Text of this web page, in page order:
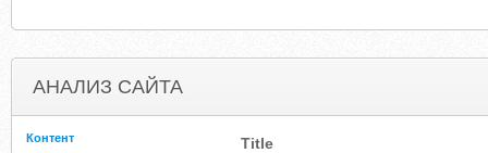
АНАЛИЗ САЙТА
Контент Title